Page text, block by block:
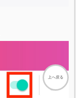
上へ戻る